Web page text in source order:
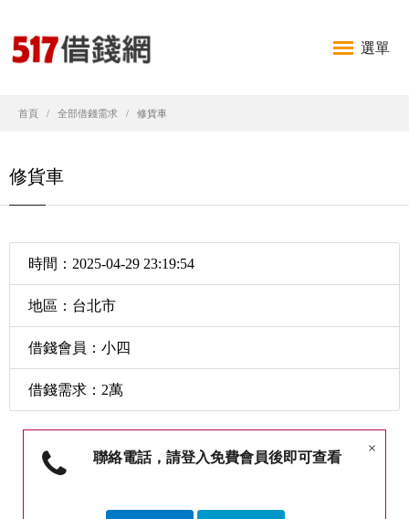
選單
首頁 全部借錢需求 修貨車
修貨車
時間：2025-04-29 23:19:54
地區：台北市
借錢會員：小四
借錢需求：2萬
×
聯絡電話，請登入免費會員後即可查看